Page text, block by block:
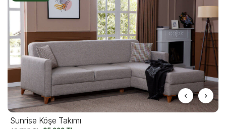
Sunrise Köşe Takımı